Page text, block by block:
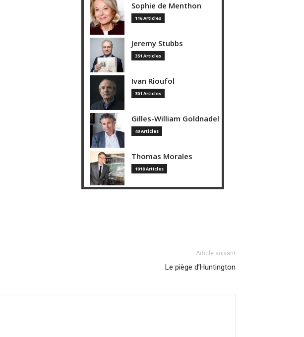
Sophie de Menthon
116 Articles
Jeremy Stubbs
351 Articles
Ivan Rioufol
301 Articles
Gilles-William Goldnadel
40 Articles
Thomas Morales
1018 Articles
Article suivant
Le piège d’Huntington